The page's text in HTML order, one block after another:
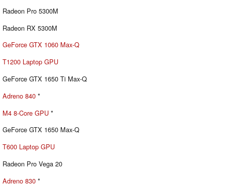
Radeon Pro 5300M
Radeon RX 5300M
GeForce GTX 1060 Max-Q
T1200 Laptop GPU
GeForce GTX 1650 Ti Max-Q
Adreno 840 *
M4 8-Core GPU *
GeForce GTX 1650 Max-Q
T600 Laptop GPU
Radeon Pro Vega 20
Adreno 830 *